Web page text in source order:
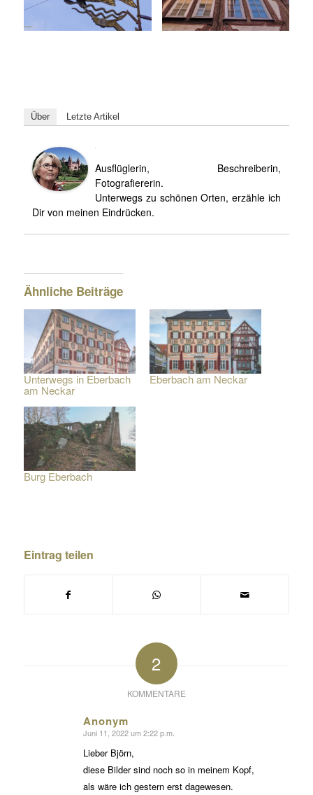
Über Letzte Artikel
Ausflüglerin, Beschreiberin,
Fotografiererin.
Unterwegs zu schönen Orten, erzähle ich
Dir von meinen Eindrücken.
Ähnliche Beiträge
Unterwegs in Eberbach
am Neckar
Eberbach am Neckar
Burg Eberbach
Eintrag teilen
2
KOMMENTARE
Anonym
sagte:
Juni 11, 2022 um 2:22 p.m.
Lieber Björn,
diese Bilder sind noch so in meinem Kopf,
als wäre ich gestern erst dagewesen.